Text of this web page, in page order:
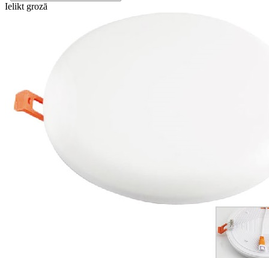
Ielikt grozā